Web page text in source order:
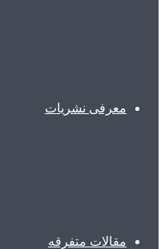
معرفی نشریات
مقالات متفرقه